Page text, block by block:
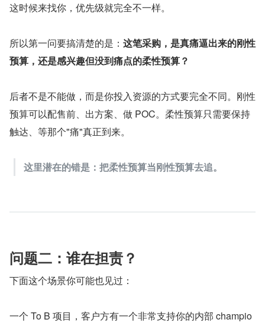
这时候来找你，优先级就完全不一样。
所以第一问要搞清楚的是： 这笔采购，是真痛逼出来的刚性
预算，还是感兴趣但没到痛点的柔性预算？
后者不是不能做，而是你投入资源的方式要完全不同。刚性
预算可以配售前、出方案、做 POC。柔性预算只需要保持
触达、等那个"痛"真正到来。
这里潜在的错是：把柔性预算当刚性预算去追。
问题二：谁在担责？
下面这个场景你可能也见过：
一个 To B 项目，客户方有一个非常支持你的内部 champio